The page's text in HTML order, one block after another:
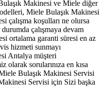
Makinesi ve Miele diğer
Miele Bulaşık Makinesi
çalışma koşulları ne olursa
çalışmaya devam
ortalama garanti süresi en az
hizmeti sunmayı
Antalya müşteri
sorularınıza en kısa
Bulaşık Makinesi Servisi
Servisi için Sizi başka